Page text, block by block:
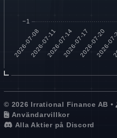
© 2026 Irrational Finance AB •
Användarvillkor
Alla Aktier på Discord